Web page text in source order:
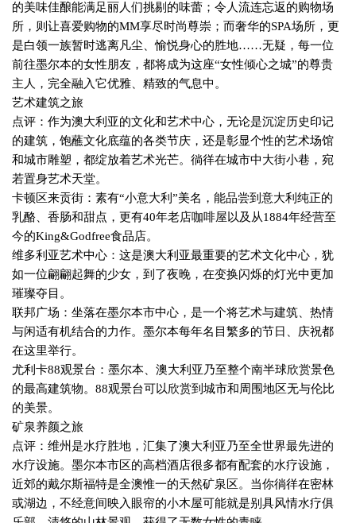
的美味佳酿能满足丽人们挑剔的味蕾；令人流连忘返的购物场
所，则让喜爱购物的MM享尽时尚尊崇；而奢华的SPA场所，更
是白领一族暂时逃离凡尘、愉悦身心的胜地……无疑，每一位
前往墨尔本的女性朋友，都将成为这座“女性倾心之城”的尊贵
主人，完全融入它优雅、精致的气息中。
艺术建筑之旅
点评：作为澳大利亚的文化和艺术中心，无论是沉淀历史印记
的建筑，饱蘸文化底蕴的各类节庆，还是彰显个性的艺术场馆
和城市雕塑，都绽放着艺术光芒。徜徉在城市中大街小巷，宛
若置身艺术天堂。
卡顿区来贡街：素有“小意大利”美名，能品尝到意大利纯正的
乳酪、香肠和甜点，更有40年老店咖啡屋以及从1884年经营至
今的King&Godfree食品店。
维多利亚艺术中心：这是澳大利亚最重要的艺术文化中心，犹
如一位翩翩起舞的少女，到了夜晚，在变换闪烁的灯光中更加
璀璨夺目。
联邦广场：坐落在墨尔本市中心，是一个将艺术与建筑、热情
与闲适有机结合的力作。墨尔本每年名目繁多的节日、庆祝都
在这里举行。
尤利卡88观景台：墨尔本、澳大利亚乃至整个南半球欣赏景色
的最高建筑物。 88观景台可以欣赏到城市和周围地区无与伦比
的美景。
矿泉养颜之旅
点评：维州是水疗胜地，汇集了澳大利亚乃至全世界最先进的
水疗设施。墨尔本市区的高档酒店很多都有配套的水疗设施，
近郊的戴尔斯福特是全澳惟一的天然矿泉区。当你徜徉在密林
或湖边，不经意间映入眼帘的小木屋可能就是别具风情水疗俱